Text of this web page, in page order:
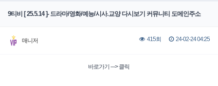
9티비 [ 25.5.14 ]- 드라마/영화/예능/시사.교양 다시보기 커뮤니티 도메인주소
매니저 415회 24-02-24 04:25
바로가기 ---> 클릭